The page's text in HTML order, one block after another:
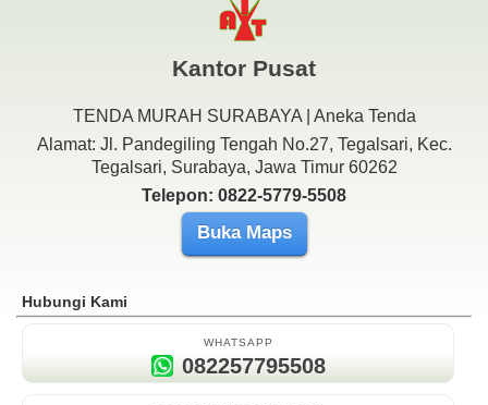
Kantor Pusat
TENDA MURAH SURABAYA | Aneka Tenda
Alamat: Jl. Pandegiling Tengah No.27, Tegalsari, Kec.
Tegalsari, Surabaya, Jawa Timur 60262
Telepon: 0822-5779-5508
Buka Maps
Hubungi Kami
WHATSAPP
082257795508